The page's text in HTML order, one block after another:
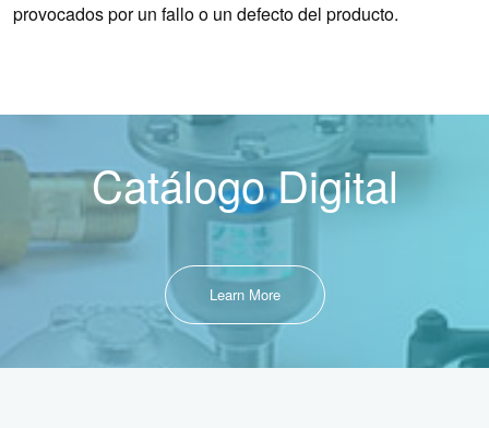
provocados por un fallo o un defecto del producto.
Catálogo Digital
Learn More